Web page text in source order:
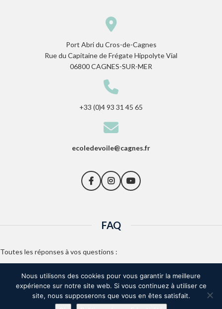
Port Abri du Cros-de-Cagnes
Rue du Capitaine de Frégate Hippolyte Vial
06800 CAGNES-SUR-MER
+33 (0)4 93 31 45 65
ecoledevoile@cagnes.fr
FAQ
Toutes les réponses à vos questions :
Ecole de voile
Activités
Nous utilisons des cookies pour vous garantir la meilleure
expérience sur notre site web. Si vous continuez à utiliser ce
site, nous supposerons que vous en êtes satisfait.